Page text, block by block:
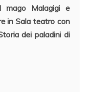
mago Malagigi e
inSala teatro con
dei paladini di